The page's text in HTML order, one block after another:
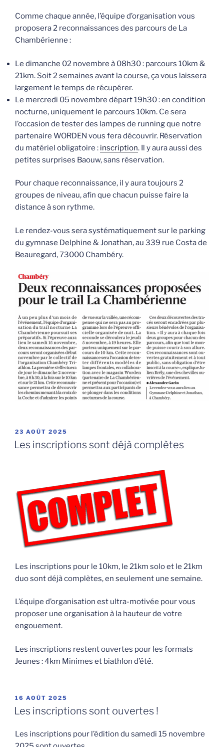
Comme chaque année, l’équipe d’organisation vous
proposera 2 reconnaissances des parcours de La
Chambérienne :
Le dimanche 02 novembre à 08h30 : parcours 10km &
21km. Soit 2 semaines avant la course, ça vous laissera
largement le temps de récupérer.
Le mercredi 05 novembre départ 19h30 : en condition
nocturne, uniquement le parcours 10km. Ce sera
l’occasion de tester des lampes de running que notre
partenaire WORDEN vous fera découvrir. Réservation
du matériel obligatoire : inscription. Il y aura aussi des
petites surprises Baouw, sans réservation.
Pour chaque reconnaissance, il y aura toujours 2
groupes de niveau, afin que chacun puisse faire la
distance à son rythme.
Le rendez-vous sera systématiquement sur le parking
du gymnase Delphine & Jonathan, au 339 rue Costa de
Beauregard, 73000 Chambéry.
PUBLIÉ
LE
23 AOÛT 2025
Les inscriptions sont déjà complètes
Les inscriptions pour le 10km, le 21km solo et le 21km
duo sont déjà complètes, en seulement une semaine.
L’équipe d’organisation est ultra-motivée pour vous
proposer une organisation à la hauteur de votre
engouement.
Les inscriptions restent ouvertes pour les formats
Jeunes : 4km Minimes et biathlon d’été.
PUBLIÉ
LE
16 AOÛT 2025
Les inscriptions sont ouvertes !
Les inscriptions pour l’édition du samedi 15 novembre